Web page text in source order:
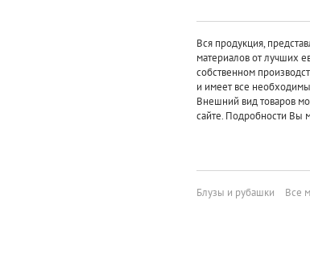
Вся продукция,
материалов от лучших
собственном
и имеет все
Внешний вид товаров
сайте. Подробности Вы
Блузы и рубашки Все